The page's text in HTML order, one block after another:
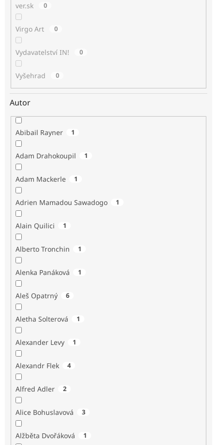
ver.sk 0
Virgo Art 0
Vydavatelství IN! 0
Vyšehrad 0
Autor
Abibail Rayner 1
Adam Drahokoupil 1
Adam Mackerle 1
Adrien Mamadou Sawadogo 1
Alain Quilici 1
Alberto Tronchin 1
Alenka Panáková 1
Aleš Opatrný 6
Aletha Solterová 1
Alexander Levy 1
Alexandr Flek 4
Alfred Adler 2
Alice Bohuslavová 3
Alžběta Dvořáková 1